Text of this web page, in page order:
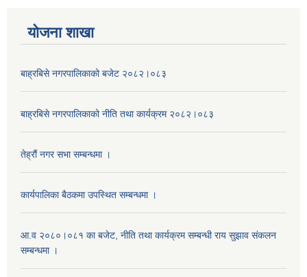
याेजना शाखा
बाह्रबिसे नगरपालिकाको बजेट २०८२।०८३
बाह्रबिसे नगरपालिकाको नीति तथा कार्यक्रम २०८२।०८३
तेह्रौं नगर सभा सम्बन्धमा ।
कार्यपालिका बैठकमा उपस्थित सम्बन्धमा ।
आ.व २०८०।०८१ का बजेट, नीति तथा कार्यक्रम सम्बन्धी राय सुझाव संकलन
सम्बन्धमा ।